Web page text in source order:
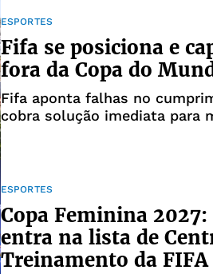
ESPORTES
Fifa se posiciona e
fora da Copa do
Fifa aponta falhas no
cobra solução imediata para
ESPORTES
Copa Feminina
entra na lista de
Treinamento da FIFA